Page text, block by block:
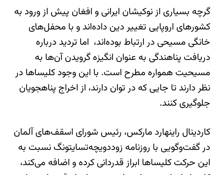
گرچه بسیاری از نوکیشان ایرانی و افغان پیش از ورود به
کشورهای اروپایی تغییر دین داده‌اند و با محفل‌های
خانگی مسیحی در ارتباط بوده‌اند، اما تردید درباره
دریافت پناهندگی به عنوان انگیزه گرویدن آن‌ها به
مسیحیت همواره مطرح است. با این وجود کلیساها در
نظر دارند تا جایی که در توان دارند، از اخراج پناهجویان
جلوگیری کنند.
کاردینال راینهارد مارکس، ر‌ئیس شورای اسقف‌های آلمان
در گفت‌وگویی با روزنامه زوددویچه‌تسایتونگ نسبت به
این حرکت کلیساها ابراز قدردانی کرده و اضافه می‌کند،